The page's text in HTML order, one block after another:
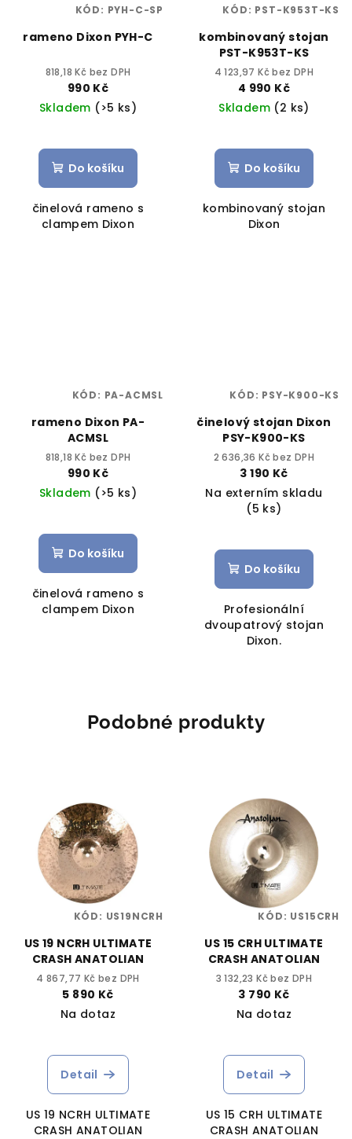
rameno Dixon PYH-C
818,18 Kč bez DPH
990 Kč
Skladem (>5 ks)
Do košíku
činelová rameno s
clampem Dixon
KÓD: PYH-C-SP
kombinovaný stojan
PST-K953T-KS
4 123,97 Kč bez DPH
4 990 Kč
Skladem (2 ks)
Do košíku
kombinovaný stojan
Dixon
KÓD: PST-K953T-KS
rameno Dixon PA-
ACMSL
818,18 Kč bez DPH
990 Kč
Skladem (>5 ks)
Do košíku
činelová rameno s
clampem Dixon
KÓD: PA-ACMSL
činelový stojan Dixon
PSY-K900-KS
2 636,36 Kč bez DPH
3 190 Kč
Na externím skladu
(5 ks)
Do košíku
Profesionální
dvoupatrový stojan
Dixon.
KÓD: PSY-K900-KS
Podobné produkty
US 19 NCRH ULTIMATE
CRASH ANATOLIAN
4 867,77 Kč bez DPH
5 890 Kč
Na dotaz
Detail
US 19 NCRH ULTIMATE
CRASH ANATOLIAN
KÓD: US19NCRH
US 15 CRH ULTIMATE
CRASH ANATOLIAN
3 132,23 Kč bez DPH
3 790 Kč
Na dotaz
Detail
US 15 CRH ULTIMATE
CRASH ANATOLIAN
KÓD: US15CRH